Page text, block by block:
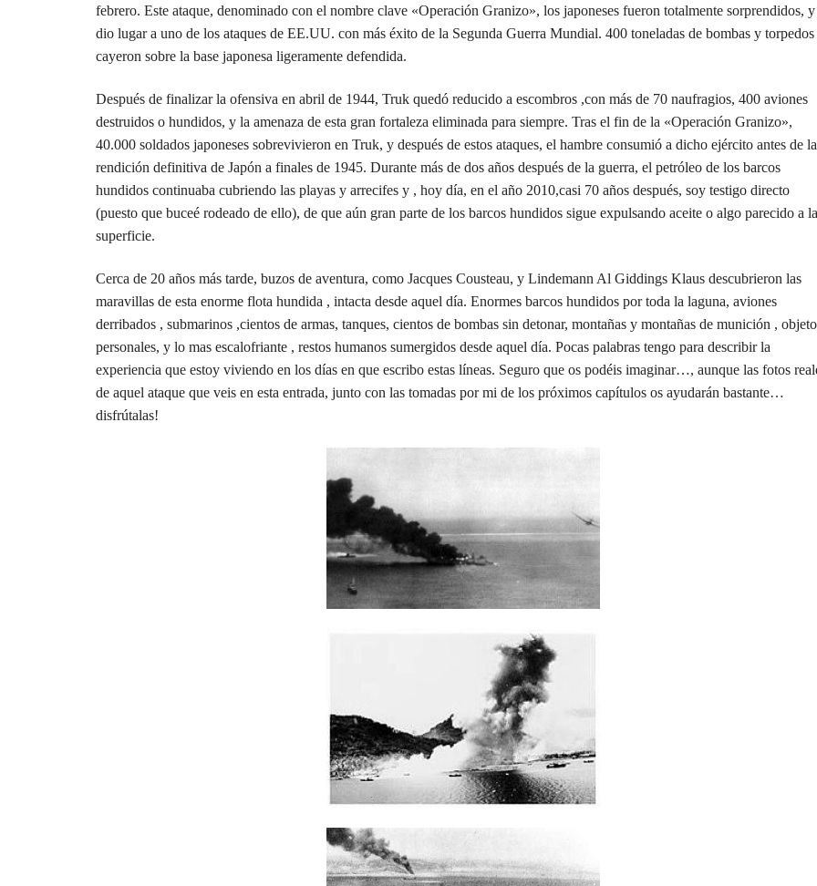
febrero. Este ataque, denominado con el nombre clave «Operación Granizo», los japoneses fueron totalmente sorprendidos, y
dio lugar a uno de los ataques de EE.UU. con más éxito de la Segunda Guerra Mundial. 400 toneladas de bombas y torpedos
cayeron sobre la base japonesa ligeramente defendida.
Después de finalizar la ofensiva en abril de 1944, Truk quedó reducido a escombros ,con más de 70 naufragios, 400 aviones
destruidos o hundidos, y la amenaza de esta gran fortaleza eliminada para siempre. Tras el fin de la «Operación Granizo»,
40.000 soldados japoneses sobrevivieron en Truk, y después de estos ataques, el hambre consumió a dicho ejército antes de la
rendición definitiva de Japón a finales de 1945. Durante más de dos años después de la guerra, el petróleo de los barcos
hundidos continuaba cubriendo las playas y arrecifes y , hoy día, en el año 2010,casi 70 años después, soy testigo directo
(puesto que buceé rodeado de ello), de que aún gran parte de los barcos hundidos sigue expulsando aceite o algo parecido a la
superficie.
Cerca de 20 años más tarde, buzos de aventura, como Jacques Cousteau, y Lindemann Al Giddings Klaus descubrieron las
maravillas de esta enorme flota hundida , intacta desde aquel día. Enormes barcos hundidos por toda la laguna, aviones
derribados , submarinos ,cientos de armas, tanques, cientos de bombas sin detonar, montañas y montañas de munición ,
personales, y lo mas escalofriante , restos humanos sumergidos desde aquel día. Pocas palabras tengo para describir la
experiencia que estoy viviendo en los días en que escribo estas líneas. Seguro que os podéis imaginar…, aunque las fotos
de aquel ataque que veis en esta entrada, junto con las tomadas por mi de los próximos capítulos os ayudarán bastante…
disfrútalas!